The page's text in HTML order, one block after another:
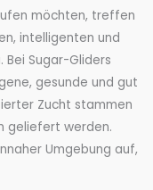
möchten, treffen
intelligenten und
Sugar-Gliders
gesunde und gut
Zucht stammen
geliefert werden.
Umgebung auf,